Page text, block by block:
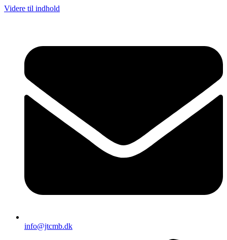
Videre til indhold
info@jtcmb.dk